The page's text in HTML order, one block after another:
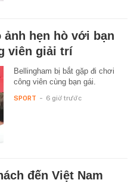
ảnh hẹn hò với bạn
viên giải trí
Bellingham bị bắt gặp đi chơi
công viên cùng bạn gái.
SPORT - 6 giờ trước
đến Việt Nam